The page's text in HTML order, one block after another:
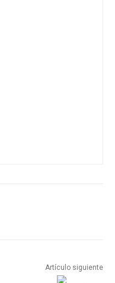
Artículo siguiente